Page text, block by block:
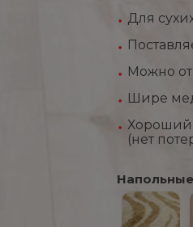
Для
Можно
Шире
Хороший
(нет